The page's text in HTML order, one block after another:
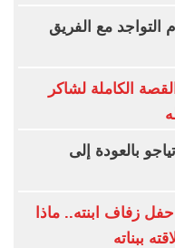
بعدم التواجد مع الفريق
الكاملة لشاكر
بالعودة إلى
زفاف ابنته.. ماذا
ببناته